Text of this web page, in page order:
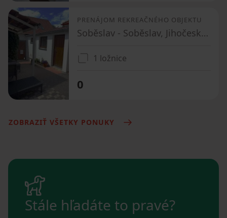
PRENÁJOM REKREAČNÉHO OBJEKTU
Soběslav - Soběslav, Jihočeský kraj
1 ložnice
0
ZOBRAZIŤ VŠETKY PONUKY
Stále hľadáte to pravé?